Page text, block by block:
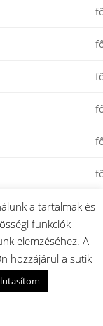
a tartalmak és
funkciók
elemzéséhez. A
hozzájárul a sütik